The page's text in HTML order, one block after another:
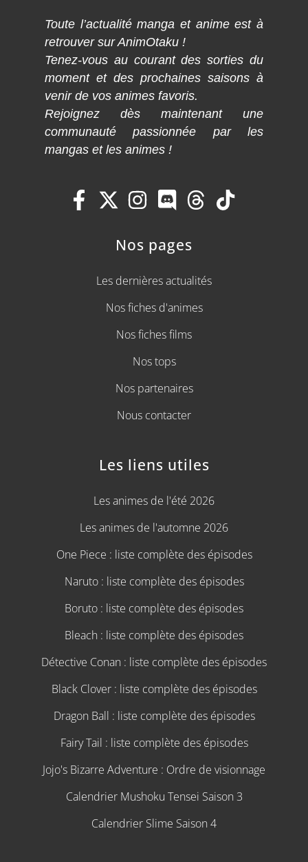
Toute l’actualité manga et anime est à
retrouver sur AnimOtaku !
Tenez-vous au courant des sorties du
moment et des prochaines saisons à
venir de vos animes favoris.
Rejoignez dès maintenant une
communauté passionnée par les
mangas et les animes !
Nos pages
Les dernières actualités
Nos fiches d'animes
Nos fiches films
Nos tops
Nos partenaires
Nous contacter
Les liens utiles
Les animes de l'été 2026
Les animes de l'automne 2026
One Piece : liste complète des épisodes
Naruto : liste complète des épisodes
Boruto : liste complète des épisodes
Bleach : liste complète des épisodes
Détective Conan : liste complète des épisodes
Black Clover : liste complète des épisodes
Dragon Ball : liste complète des épisodes
Fairy Tail : liste complète des épisodes
Jojo's Bizarre Adventure : Ordre de visionnage
Calendrier Mushoku Tensei Saison 3
Calendrier Slime Saison 4